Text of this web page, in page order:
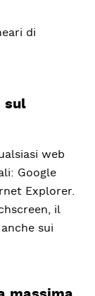
di
sul
web
Google
Explorer.
il
sui